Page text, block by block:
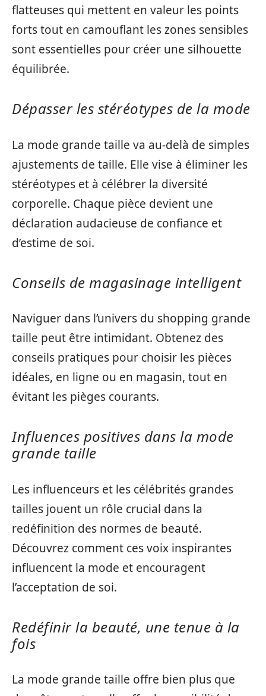
flatteuses qui mettent en valeur les points
forts tout en camouflant les zones sensibles
sont essentielles pour créer une silhouette
équilibrée.
Dépasser les stéréotypes de la mode
La mode grande taille va au-delà de simples
ajustements de taille. Elle vise à éliminer les
stéréotypes et à célébrer la diversité
corporelle. Chaque pièce devient une
déclaration audacieuse de confiance et
d’estime de soi.
Conseils de magasinage intelligent
Naviguer dans l’univers du shopping grande
taille peut être intimidant. Obtenez des
conseils pratiques pour choisir les pièces
idéales, en ligne ou en magasin, tout en
évitant les pièges courants.
Influences positives dans la mode
grande taille
Les influenceurs et les célébrités grandes
tailles jouent un rôle crucial dans la
redéfinition des normes de beauté.
Découvrez comment ces voix inspirantes
influencent la mode et encouragent
l’acceptation de soi.
Redéfinir la beauté, une tenue à la
fois
La mode grande taille offre bien plus que